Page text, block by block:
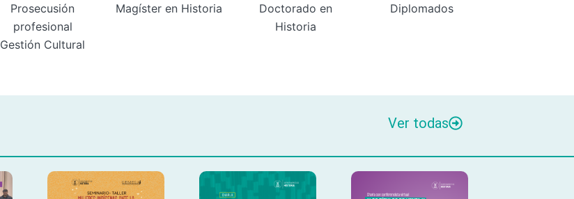
Prosecusión
profesional
Gestión Cultural
Magíster en Historia
Doctorado en
Historia
Diplomados
Ver todas